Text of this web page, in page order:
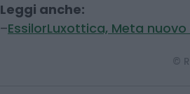
Leggi anche:
–EssilorLuxottica, Meta
©